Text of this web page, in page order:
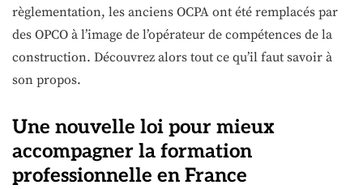
règlementation, les anciens OCPA ont été remplacés par
des OPCO à l’image de l’opérateur de compétences de la
construction. Découvrez alors tout ce qu’il faut savoir à
son propos.
Une nouvelle loi pour mieux
accompagner la formation
professionnelle en France